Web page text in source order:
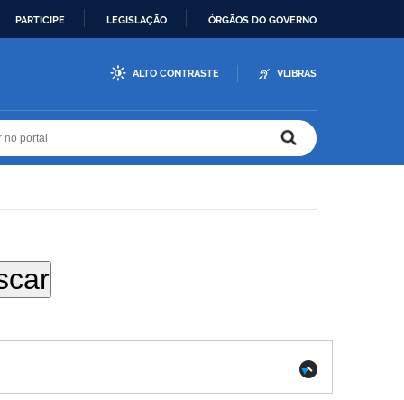
PARTICIPE LEGISLAÇÃO ÓRGÃOS DO GOVERNO
ALTO CONTRASTE VLIBRAS